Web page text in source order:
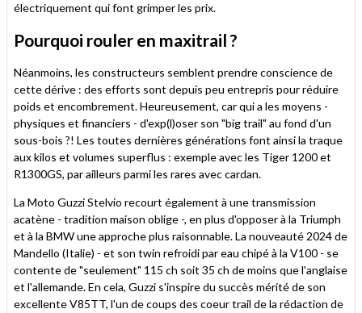
électriquement qui font grimper les prix.
Pourquoi rouler en maxitrail ?
Néanmoins, les constructeurs semblent prendre conscience de
cette dérive : des efforts sont depuis peu entrepris pour réduire
poids et encombrement. Heureusement, car qui a les moyens -
physiques et financiers - d'exp(l)oser son "big trail" au fond d'un
sous-bois ?! Les toutes dernières générations font ainsi la traque
aux kilos et volumes superflus : exemple avec les Tiger 1200 et
R1300GS, par ailleurs parmi les rares avec cardan.
La Moto Guzzi Stelvio recourt également à une transmission
acatène - tradition maison oblige -, en plus d'opposer à la Triumph
et à la BMW une approche plus raisonnable. La nouveauté 2024 de
Mandello (Italie) - et son twin refroidi par eau chipé à la V100 - se
contente de "seulement" 115 ch soit 35 ch de moins que l'anglaise
et l'allemande. En cela, Guzzi s'inspire du succès mérité de son
excellente V85TT, l'un de coups des coeur trail de la rédaction de